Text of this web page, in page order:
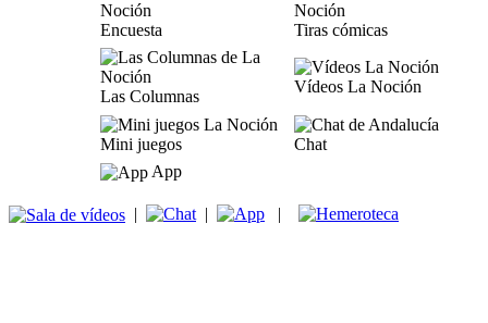
Encuesta Tiras cómicas
Las Columnas
Vídeos La Noción
Mini juegos
Chat
App
| | |